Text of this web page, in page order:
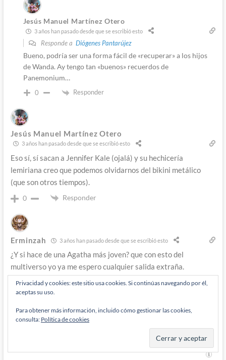
Jesús Manuel Martínez Otero
3 años han pasado desde que se escribió esto
Responde a Diógenes Pantarújez
Bueno, podría ser una forma fácil de «recuperar» a los hijos
de Wanda. Ay tengo tan «buenos» recuerdos de
Panemonium…
0 Responder
Jesús Manuel Martínez Otero
3 años han pasado desde que se escribió esto
Eso sí, sí sacan a Jennifer Kale (ojalá) y su hechicería
lemiriana creo que podemos olvidarnos del bikini metálico
(que son otros tiempos).
0 Responder
Erminzah 3 años han pasado desde que se escribió esto
¿Y si hace de una Agatha más joven? que con esto del
multiverso yo ya me espero cualquier salida extraña.
Dos Agathas coexistiendo…
Vale que es más lógico que epxloten personajes ya existentes
0 Responder
Privacidad y cookies: este sitio usa cookies. Si continúas navegando por él,
aceptas su uso.
Para obtener más información, incluido cómo gestionar las cookies,
consulta: Política de cookies